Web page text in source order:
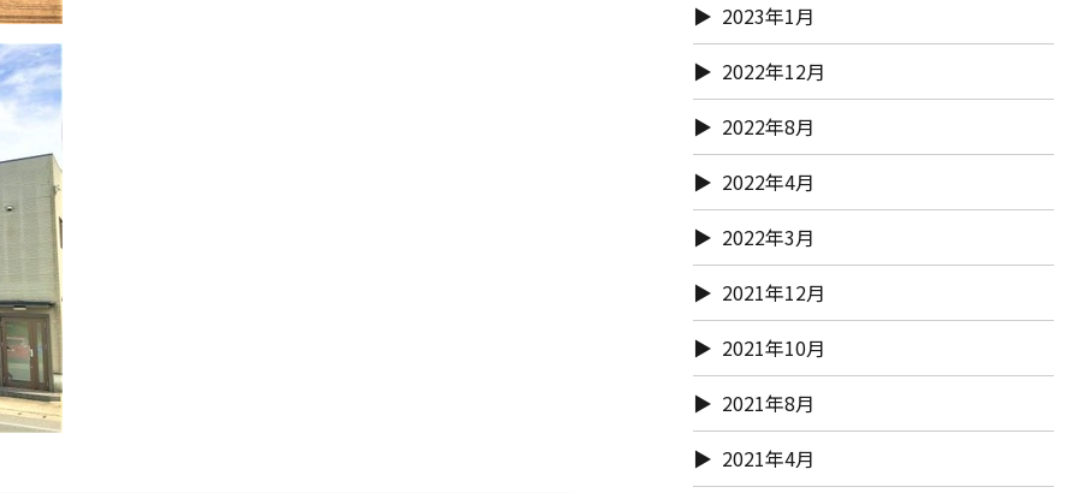
2023年1月
2022年12月
2022年8月
2022年4月
2022年3月
2021年12月
2021年10月
2021年8月
2021年4月